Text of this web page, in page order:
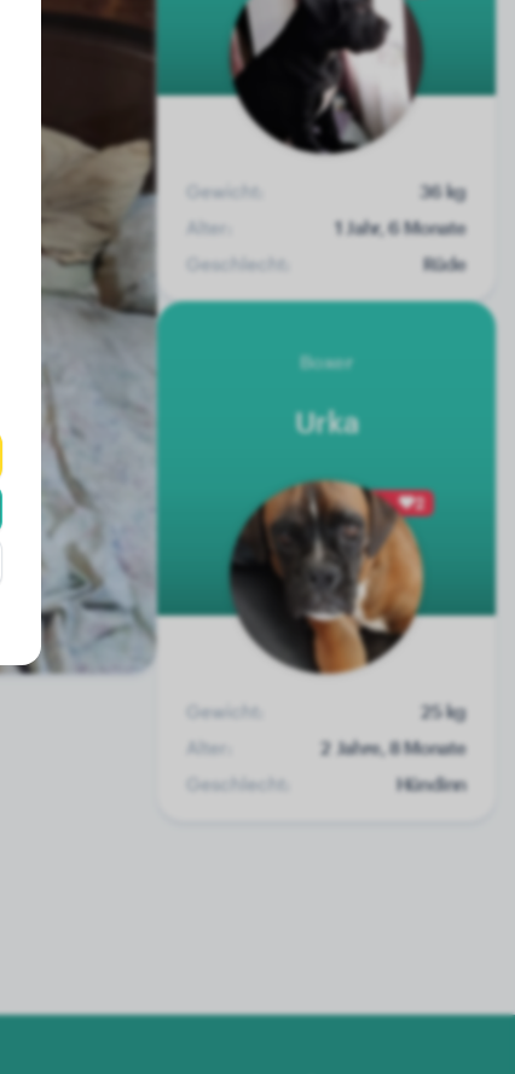
Gewicht:
36 kg
Alter:
1 Jahr, 6 Monate
Geschlecht:
Rüde
Boxer
Urka
2
Gewicht:
25 kg
Alter:
2 Jahre, 8 Monate
Geschlecht:
Hündinn